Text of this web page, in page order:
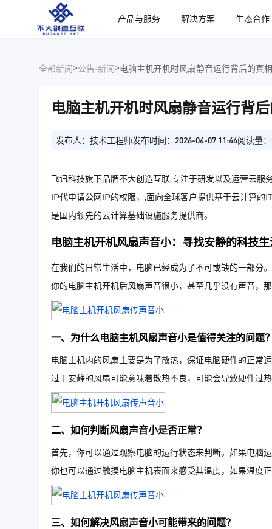
产品与服务
解决方案 生态合作
全部新闻>公告-新闻>电脑主机开机时风扇静音运行背后的真
电脑主机开机时风扇静音运行背
发布人：技术工程师发布时间：2026-04-07 11:44阅读量
飞讯科技旗下品牌不大创造互联,专注于研发以及运营云
IP代申请公网IP的权限，,面向全球客户提供基于云计算的
是国内领先的云计算基础设施服务提供商。
电脑主机开机风扇声音小：寻找安静的科技生
在我们的日常生活中，电脑已经成为了不可或缺的一部分
你的电脑主机开机后风扇声音很小，甚至几乎没有声音，
一、为什么电脑主机风扇声音小是值得关注的问题
电脑主机内的风扇主要是为了散热，保证电脑硬件的正常
过于安静的风扇可能意味着散热不良，可能会导致硬件过
二、如何判断风扇声音小是否正常？
首先，你可以通过观察电脑的运行状态来判断。如果电脑
你也可以通过触摸电脑主机表面来感受其温度，如果温度
三、如何解决风扇声音小可能带来的问题？